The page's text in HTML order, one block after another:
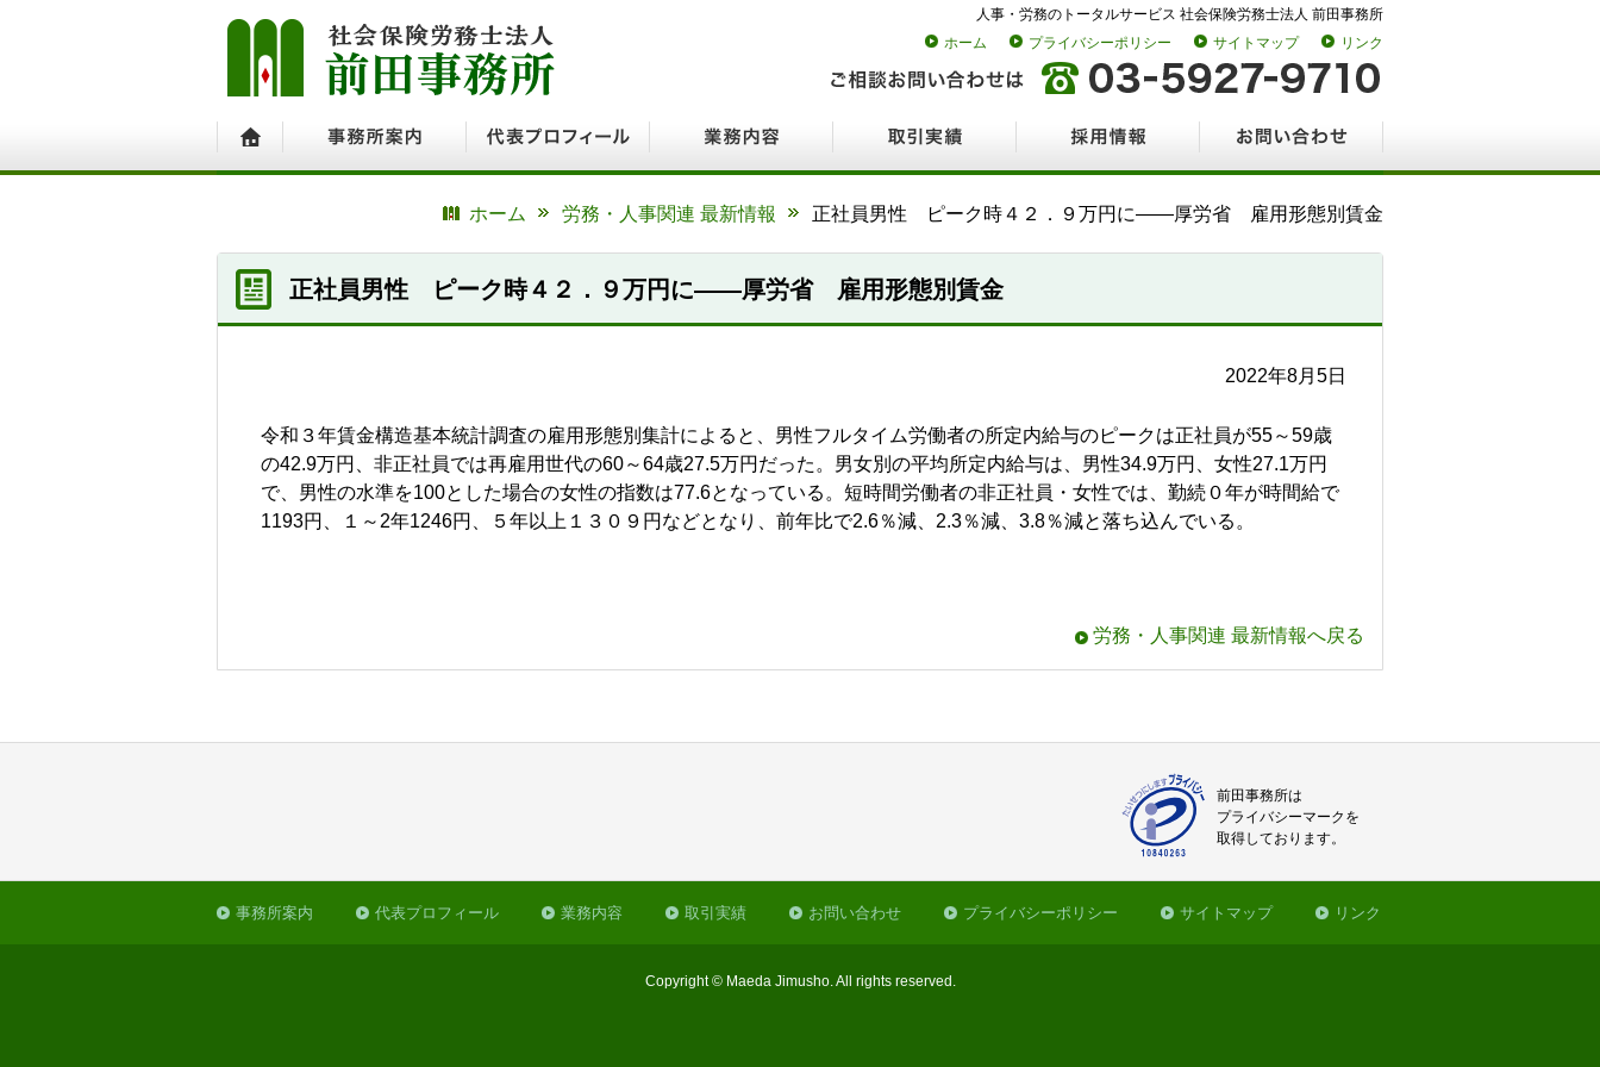
人事・労務のトータルサービス 社会保険労務士法人 前田事務所
ホーム
プライバシーポリシー サイトマップ リンク
ホーム
労務・人事関連 最新情報 正社員男性 ピーク時４２．９万円に――厚労省 雇用形態別賃金
正社員男性 ピーク時４２．９万円に――厚労省 雇用形態別賃金
2022年8月5日
令和３年賃金構造基本統計調査の雇用形態別集計によると、男性フルタイム労働者の所定内給与のピークは正社員が55～59歳
の42.9万円、非正社員では再雇用世代の60～64歳27.5万円だった。男女別の平均所定内給与は、男性34.9万円、女性27.1万円
で、男性の水準を100とした場合の女性の指数は77.6となっている。短時間労働者の非正社員・女性では、勤続０年が時間給で
1193円、１～2年1246円、５年以上１３０９円などとなり、前年比で2.6％減、2.3％減、3.8％減と落ち込んでいる。
労務・人事関連 最新情報へ戻る
前田事務所は
プライバシーマークを
取得しております。
事務所案内 代表プロフィール 業務内容 取引実績 お問い合わせ プライバシーポリシー サイトマップ リンク
Copyright © Maeda Jimusho. All rights reserved.